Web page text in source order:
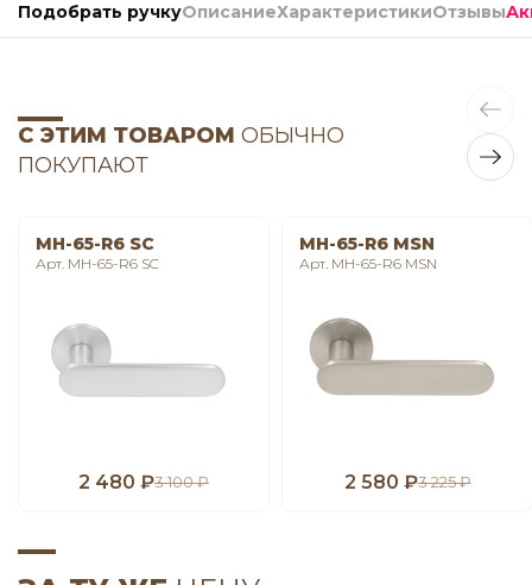
Подобрать ручкуОписаниеХарактеристикиОтзывы
С ЭТИМ ТОВАРОМ ОБЫЧНО
ПОКУПАЮТ
MH-65-R6 SC
Арт. MH-65-R6 SC
2 480 ₽3 100 ₽
MH-65-R6 MSN
Арт. MH-65-R6 MSN
2 580 ₽3 225 ₽